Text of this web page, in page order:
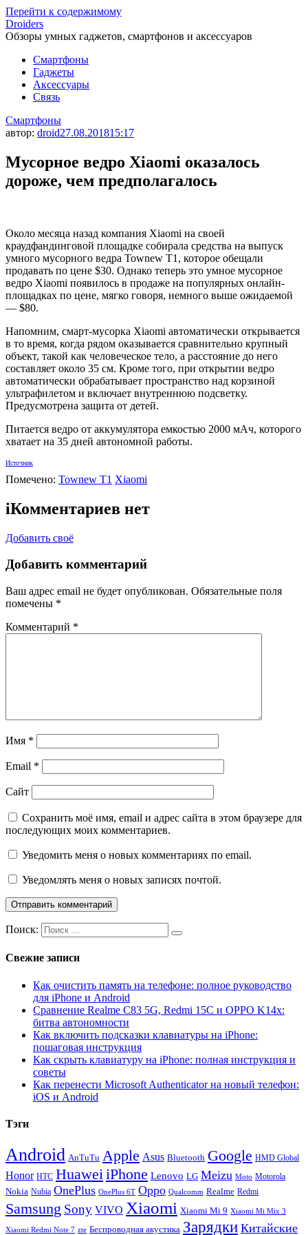
Перейти к содержимому
Droiders
Обзоры умных гаджетов, смартфонов и аксессуаров
Смартфоны
Гаджеты
Аксессуары
Связь
Смартфоны
автор: droid27.08.201815:17
Мусорное ведро Xiaomi оказалось
дороже, чем предполагалось
Около месяца назад компания Xiaomi на своей
краудфандинговой площадке собирала средства на выпуск
умного мусорного ведра Townew T1, которое обещали
продавать по цене $30. Однако теперь это умное мусорное
ведро Xiaomi появилось в продаже на популярных онлайн-
площадках по цене, мягко говоря, немного выше ожидаемой
— $80.
Напомним, смарт-мусорка Xiaomi автоматически открывается
в то время, когда рядом оказывается сравнительно крупный
объект, такой как человеческое тело, а расстояние до него
составляет около 35 см. Кроме того, при открытии ведро
автоматически обрабатывает пространство над корзиной
ультрафилетом и включает внутреннюю подсветку.
Предусмотрена защита от детей.
Питается ведро от аккумулятора емкостью 2000 мАч, которого
хватает на 35 дней автономной работы.
Источник
Помечено: Townew T1 Xiaomi
iКомментариев нет
Добавить своё
Добавить комментарий
Ваш адрес email не будет опубликован. Обязательные поля
помечены *
Комментарий *
Имя *
Email *
Сайт
Сохранить моё имя, email и адрес сайта в этом браузере для
последующих моих комментариев.
Уведомить меня о новых комментариях по email.
Уведомлять меня о новых записях почтой.
Поиск:
Свежие записи
Как очистить память на телефоне: полное руководство
для iPhone и Android
Сравнение Realme C83 5G, Redmi 15C и OPPO K14x:
битва автономности
Как включить подсказки клавиатуры на iPhone:
пошаговая инструкция
Как скрыть клавиатуру на iPhone: полная инструкция и
советы
Как перенести Microsoft Authenticator на новый телефон:
iOS и Android
Тэги
Android AnTuTu Apple Asus Bluetooth Google HMD Global
Honor HTC HuaweiiPhone Lenovo LG Meizu Moto Motorola
Nokia Nubia OnePlus OnePlus 6T Oppo Qualcomm Realme Redmi
Samsung Sony VIVO Xiaomi Xiaomi Mi 9 Xiaomi Mi Mix 3
Xiaomi Redmi Note 7 zte Беспроводная акустика Зарядки Китайские